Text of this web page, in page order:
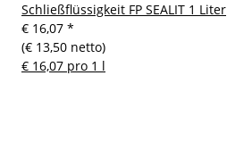
Schließflüssigkeit FP SEALIT 1 Liter
€ 16,07 *
(€ 13,50 netto)
€ 16,07 pro 1 l